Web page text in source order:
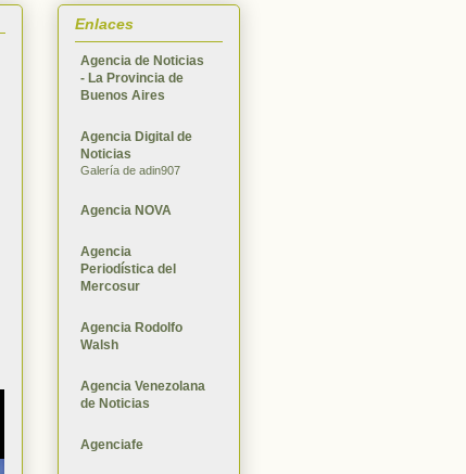
Enlaces
Agencia de Noticias
- La Provincia de
Buenos Aires
Agencia Digital de
Noticias
Galería de adin907
Agencia NOVA
Agencia
Periodística del
Mercosur
Agencia Rodolfo
Walsh
Agencia Venezolana
de Noticias
Agenciafe